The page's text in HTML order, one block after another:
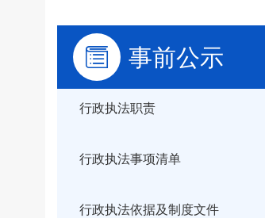
事前公示
行政执法职责
行政执法事项清单
行政执法依据及制度文件